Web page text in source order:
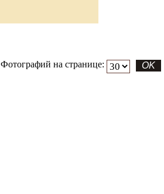
Фотографий на странице: